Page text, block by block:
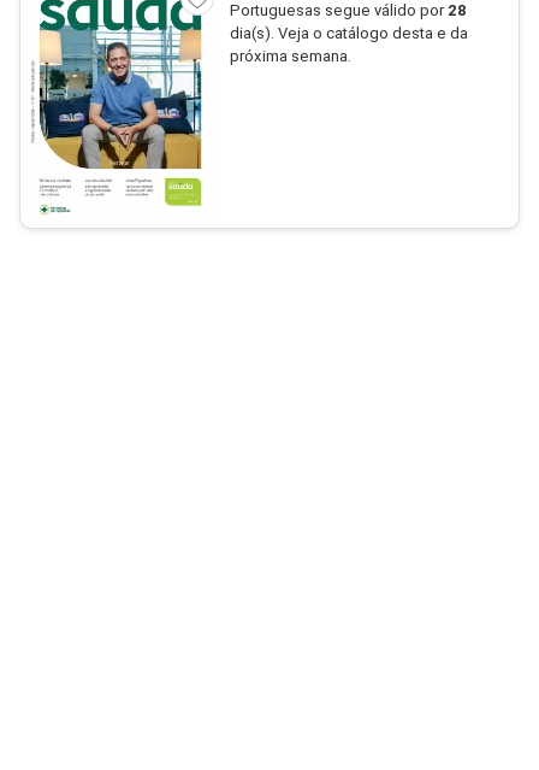
Portuguesas segue válido por 28
dia(s). Veja o catálogo desta e da
próxima semana.